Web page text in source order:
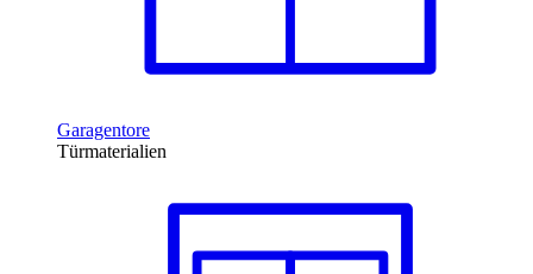
Garagentore
Türmaterialien